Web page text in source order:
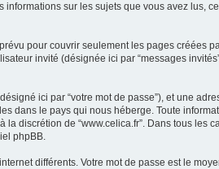
sur les sujets que vous avez lus,
pour couvrir seulement les pages créées
invité (désignée ici par “messages
ici par “votre mot de passe”), et une
dans le pays qui nous héberge. Toute
discrétion de “www.celica.fr”. Dans tous les
phpBB.
différents. Votre mot de passe est le